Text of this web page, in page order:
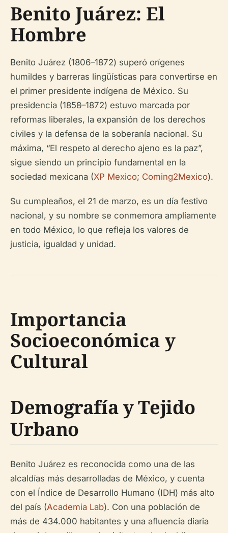
Benito Juárez: El
Hombre
Benito Juárez (1806–1872) superó orígenes
humildes y barreras lingüísticas para convertirse en
el primer presidente indígena de México. Su
presidencia (1858–1872) estuvo marcada por
reformas liberales, la expansión de los derechos
civiles y la defensa de la soberanía nacional. Su
máxima, “El respeto al derecho ajeno es la paz”,
sigue siendo un principio fundamental en la
sociedad mexicana (XP Mexico; Coming2Mexico).
Su cumpleaños, el 21 de marzo, es un día festivo
nacional, y su nombre se conmemora ampliamente
en todo México, lo que refleja los valores de
justicia, igualdad y unidad.
Importancia
Socioeconómica y
Cultural
Demografía y Tejido
Urbano
Benito Juárez es reconocida como una de las
alcaldías más desarrolladas de México, y cuenta
con el Índice de Desarrollo Humano (IDH) más alto
del país (Academia Lab). Con una población de
más de 434.000 habitantes y una afluencia diaria